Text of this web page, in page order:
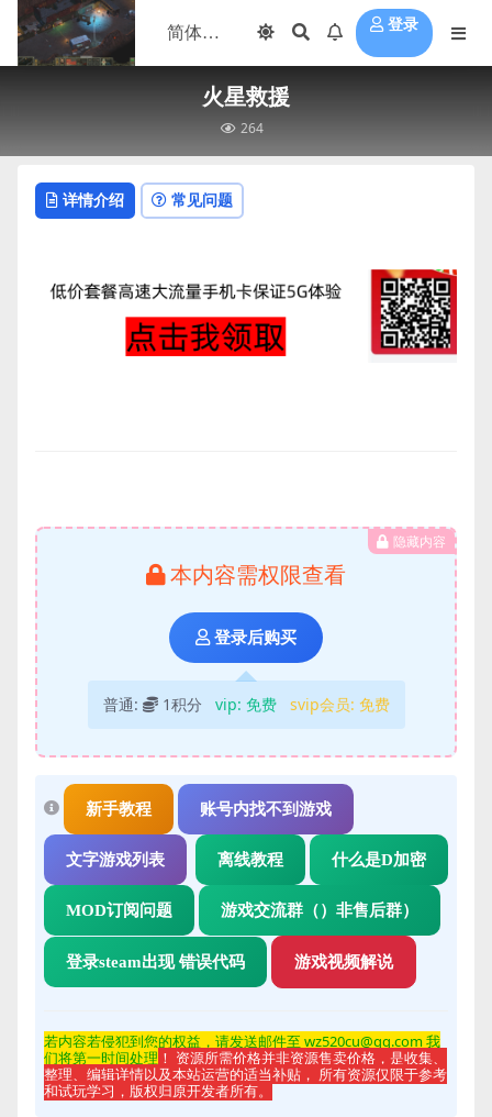
登录
火星救援
264
详情介绍 常见问题
隐藏内容
本内容需权限查看
登录后购买
普通: 1积分 vip: 免费 svip会员: 免费
新手教程 账号内找不到游戏
文字游戏列表 离线教程 什么是D加密
MOD订阅问题 游戏交流群（）非售后群）
登录steam出现 错误代码 游戏视频解说
若内容若侵犯到您的权益，请发送邮件至 wz520cu@qq.com 我
们将第一时间处理 ！ 资源所需价格并非资源售卖价格，是收集、
整理、编辑详情以及本站运营的适当补贴， 所有资源仅限于参考
和试玩学习，版权归原开发者所有。